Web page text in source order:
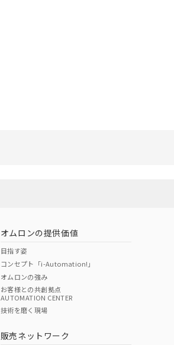
オムロンの提供価値
目指す姿
コンセプト「i-Automation!」
オムロンの強み
お客様との共創拠点
AUTOMATION CENTER
技術を磨く現場
販売ネットワーク